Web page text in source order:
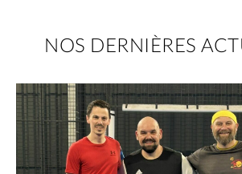
NOS DERNIÈRES